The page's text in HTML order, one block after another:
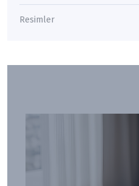
Resimler